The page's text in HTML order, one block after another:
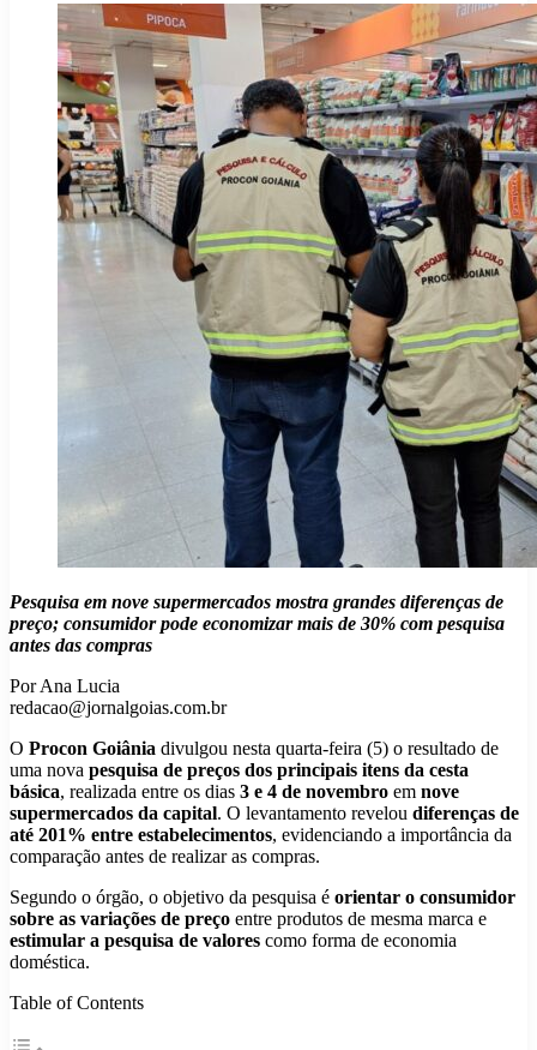
Pesquisa em nove supermercados mostra grandes diferenças de
preço; consumidor pode economizar mais de 30% com pesquisa
antes das compras
Por Ana Lucia
redacao@jornalgoias.com.br
O Procon Goiânia divulgou nesta quarta-feira (5) o resultado de
uma nova pesquisa de preços dos principais itens da cesta
básica, realizada entre os dias 3 e 4 de novembro em nove
supermercados da capital. O levantamento revelou diferenças de
até 201% entre estabelecimentos, evidenciando a importância da
comparação antes de realizar as compras.
Segundo o órgão, o objetivo da pesquisa é orientar o consumidor
sobre as variações de preço entre produtos de mesma marca e
estimular a pesquisa de valores como forma de economia
doméstica.
Table of Contents